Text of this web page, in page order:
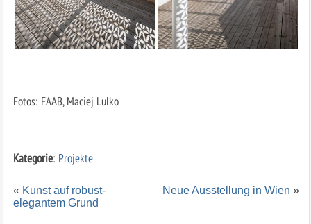
Fotos: FAAB, Maciej Lulko
Kategorie: Projekte
« Kunst auf robust-
elegantem Grund
Neue Ausstellung in Wien »